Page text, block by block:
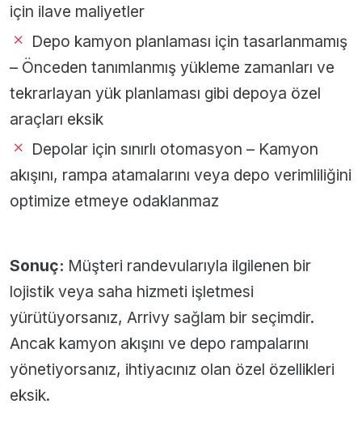
için ilave maliyetler
Depo kamyon planlaması için tasarlanmamış
– Önceden tanımlanmış yükleme zamanları ve
tekrarlayan yük planlaması gibi depoya özel
araçları eksik
Depolar için sınırlı otomasyon – Kamyon
akışını, rampa atamalarını veya depo verimliliğini
optimize etmeye odaklanmaz
Sonuç: Müşteri randevularıyla ilgilenen bir
lojistik veya saha hizmeti işletmesi
yürütüyorsanız, Arrivy sağlam bir seçimdir.
Ancak kamyon akışını ve depo rampalarını
yönetiyorsanız, ihtiyacınız olan özel özellikleri
eksik.